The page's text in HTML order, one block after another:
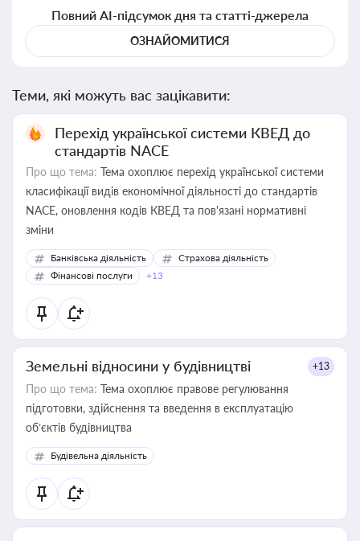
Повний AI-підсумок дня та статті-джерела
ОЗНАЙОМИТИСЯ
Теми, які можуть вас зацікавити:
Перехід української системи КВЕД до
стандартів NACE
Про що тема: Тема охоплює перехід української системи
класифікації видів економічної діяльності до стандартів
NACE, оновлення кодів КВЕД та пов'язані нормативні
зміни
Банківська діяльність
Страхова діяльність
Фінансові послуги
+13
Земельні відносини у будівництві +13
Про що тема: Тема охоплює правове регулювання
підготовки, здійснення та введення в експлуатацію
об’єктів будівництва
Будівельна діяльність